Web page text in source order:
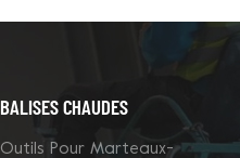
BALISES CHAUDES
Outils Pour Marteaux-